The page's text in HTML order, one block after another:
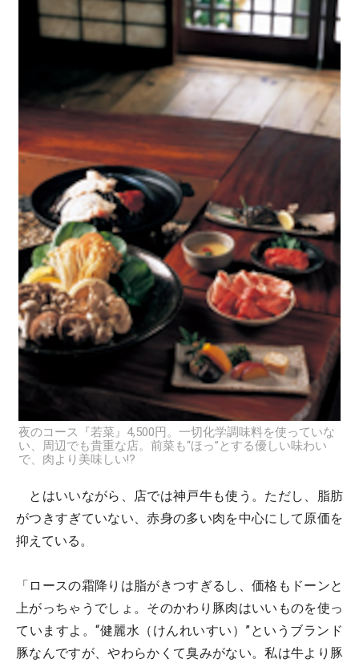
夜のコース『若菜』4,500円。一切化学調味料を使っていな
い、周辺でも貴重な店。前菜も“ほっ”とする優しい味わい
で、肉より美味しい!?
とはいいながら、店では神戸牛も使う。ただし、脂肪
がつきすぎていない、赤身の多い肉を中心にして原価を
抑えている。
「ロースの霜降りは脂がきつすぎるし、価格もドーンと
上がっちゃうでしょ。そのかわり豚肉はいいものを使っ
ていますよ。“健麗水（けんれいすい）”というブランド
豚なんですが、やわらかくて臭みがない。私は牛より豚